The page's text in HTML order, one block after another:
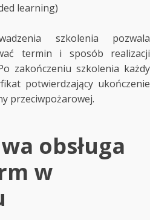
learning)
szkolenia pozwala
termin i sposób realizacji
zakończeniu szkolenia każdy
potwierdzający ukończenie
przeciwpożarowej.
obsługa
w